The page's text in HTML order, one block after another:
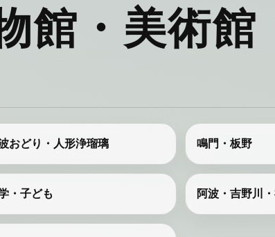
館・美術館
おどり・人形浄瑠璃 鳴門・板野
・子ども 阿波・吉野川